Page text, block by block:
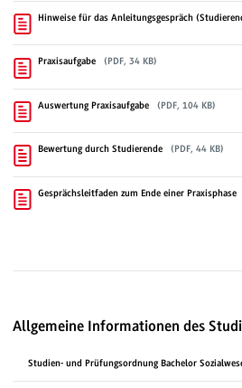
Hinweise für das Anleitungsgespräch
Praxisaufgabe (PDF, 34 KB)
Auswertung Praxisaufgabe (PDF, 104 KB)
Bewertung durch Studierende (PDF, 44 KB)
Gesprächsleitfaden zum Ende einer Praxisphase
Allgemeine Informationen des
Studien- und Prüfungsordnung Bachelor